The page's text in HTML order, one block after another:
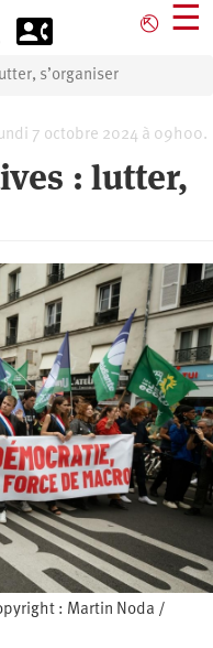
⎋ ☰
s’organiser
7 octobre 2024 à 09h00.
: lutter,
: Martin Noda /